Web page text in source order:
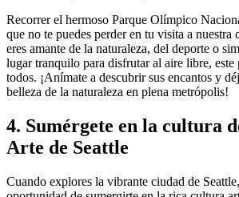
Recorrer el hermoso Parque Olímpico
que no te puedes perder en tu visita a
eres amante de la naturaleza, del deporte o
lugar tranquilo para disfrutar al aire libre, este
todos. ¡Anímate a descubrir sus encantos y
belleza de la naturaleza en plena metrópolis!
4. Sumérgete en la cultura
Arte de Seattle
Cuando explores la vibrante ciudad de